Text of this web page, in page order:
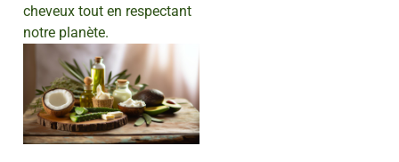
cheveux tout en respectant
notre planète.